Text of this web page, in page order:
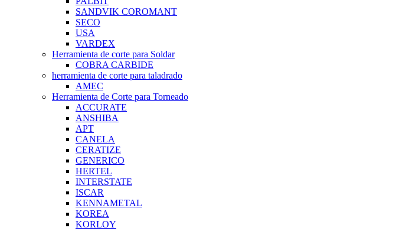
SANDVIK COROMANT
SECO
USA
VARDEX
Herramienta de corte para Soldar
COBRA CARBIDE
herramienta de corte para taladrado
AMEC
Herramienta de Corte para Torneado
ACCURATE
ANSHIBA
APT
CANELA
CERATIZE
GENERICO
HERTEL
INTERSTATE
ISCAR
KENNAMETAL
KOREA
KORLOY